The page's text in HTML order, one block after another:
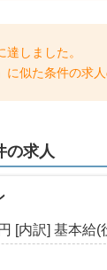
しました。
似た条件の求
の求人
[内訳] 基本給